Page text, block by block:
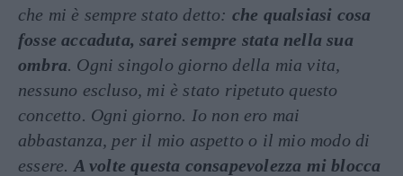
che mi è sempre stato detto: che qualsiasi cosa
fosse accaduta, sarei sempre stata nella sua
ombra. Ogni singolo giorno della mia vita,
nessuno escluso, mi è stato ripetuto questo
concetto. Ogni giorno. Io non ero mai
abbastanza, per il mio aspetto o il mio modo di
essere. A volte questa consapevolezza mi blocca